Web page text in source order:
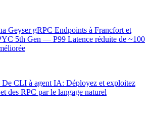
Geyser gRPC Endpoints à Francfort et
5th Gen — P99 Latence réduite de ~100
CLI à agent IA: Déployez et exploitez
des RPC par le langage naturel